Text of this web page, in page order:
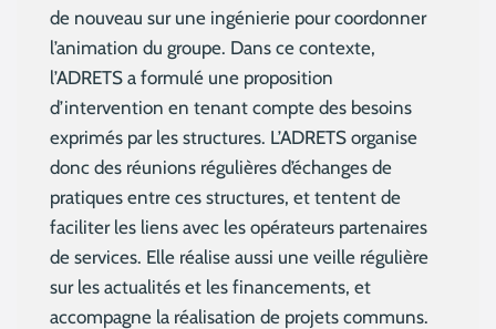
de nouveau sur une ingénierie pour coordonner
l’animation du groupe. Dans ce contexte,
l’ADRETS a formulé une proposition
d’intervention en tenant compte des besoins
exprimés par les structures. L’ADRETS organise
donc des réunions régulières d’échanges de
pratiques entre ces structures, et tentent de
faciliter les liens avec les opérateurs partenaires
de services. Elle réalise aussi une veille régulière
sur les actualités et les financements, et
accompagne la réalisation de projets communs.